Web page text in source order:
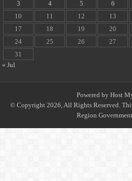
3
4 5 6
10
11 12 13
17
18 19 20
24
25 26 27
31
« Jul
Powered by Host
© Copyright 2026, All Rights Reserved.
Region